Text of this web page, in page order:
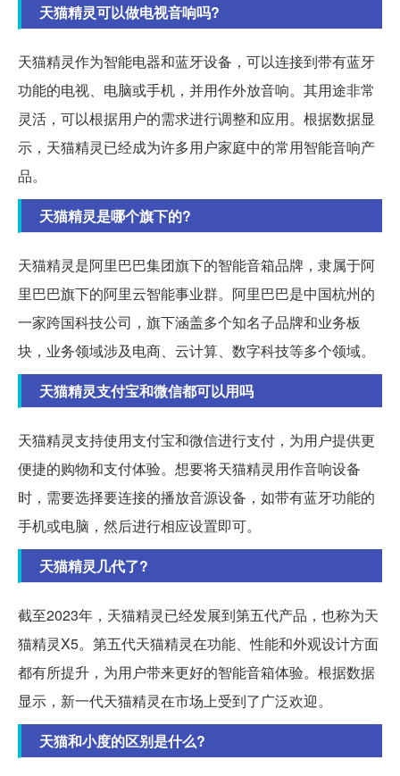
天猫精灵可以做电视音响吗?
天猫精灵作为智能电器和蓝牙设备，可以连接到带有蓝牙
功能的电视、电脑或手机，并用作外放音响。其用途非常
灵活，可以根据用户的需求进行调整和应用。根据数据显
示，天猫精灵已经成为许多用户家庭中的常用智能音响产
品。
天猫精灵是哪个旗下的?
天猫精灵是阿里巴巴集团旗下的智能音箱品牌，隶属于阿
里巴巴旗下的阿里云智能事业群。阿里巴巴是中国杭州的
一家跨国科技公司，旗下涵盖多个知名子品牌和业务板
块，业务领域涉及电商、云计算、数字科技等多个领域。
天猫精灵支付宝和微信都可以用吗
天猫精灵支持使用支付宝和微信进行支付，为用户提供更
便捷的购物和支付体验。想要将天猫精灵用作音响设备
时，需要选择要连接的播放音源设备，如带有蓝牙功能的
手机或电脑，然后进行相应设置即可。
天猫精灵几代了?
截至2023年，天猫精灵已经发展到第五代产品，也称为天
猫精灵X5。第五代天猫精灵在功能、性能和外观设计方面
都有所提升，为用户带来更好的智能音箱体验。根据数据
显示，新一代天猫精灵在市场上受到了广泛欢迎。
天猫和小度的区别是什么?